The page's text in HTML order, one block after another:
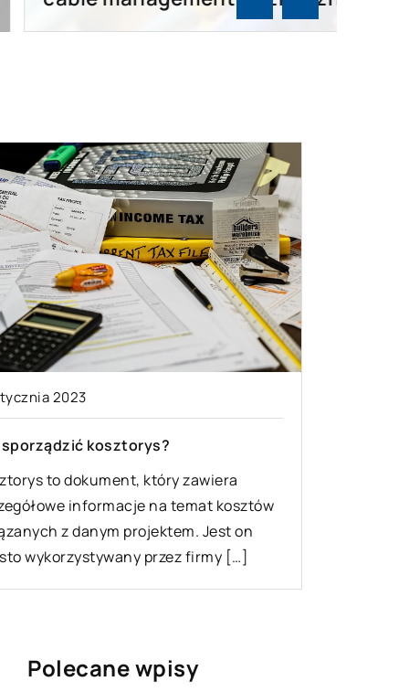
2023
sporządzić kosztorys?
to dokument, który zawiera
informacje na temat kosztów
z danym projektem. Jest on
wykorzystywany przez firmy […]
Polecane wpisy